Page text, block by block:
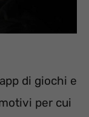
di giochi e
per cui